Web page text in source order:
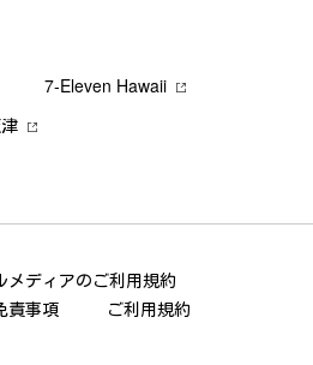
7‐Eleven Hawaii
メディアのご利用規約
責事項
ご利用規約